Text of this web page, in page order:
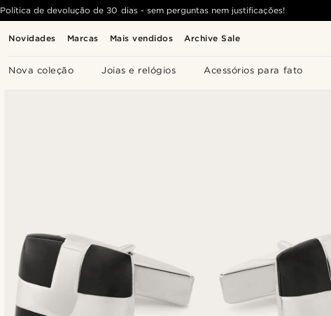
Novidades Marcas Mais vendidos Archive Sale
Nova coleção Joias e relógios Acessórios para fato
Política de devolução de 30 dias - sem perguntas nem justificações!